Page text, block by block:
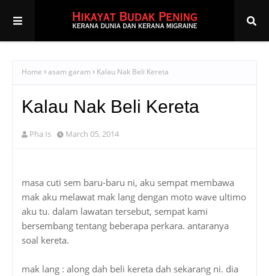
Home asam garam Kalau Nak Beli Kereta
Kalau Nak Beli Kereta
Pha Is March 05, 2014
masa cuti sem baru-baru ni, aku sempat membawa
mak aku melawat mak lang dengan moto wave ultimo
aku tu. dalam lawatan tersebut, sempat kami
bersembang tentang beberapa perkara. antaranya
soal kereta.
mak lang : along dah beli kereta dah sekarang ni. dia